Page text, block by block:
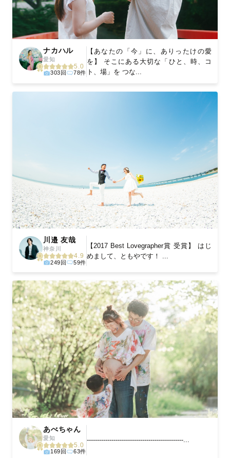
ナカハル
愛知
5.0
303回 78件
【あなたの「今」に、ありったけの愛
を】 そこにある大切な「ひと、時、コ
ト、場」を つな...
川邉 友哉
神奈川
4.9
249回 59件
【2017 Best Lovegrapher賞 受賞】 はじ
めまして、ともやです！ ...
あべちゃん
愛知
5.0
169回 63件
-----------------------------------------------...